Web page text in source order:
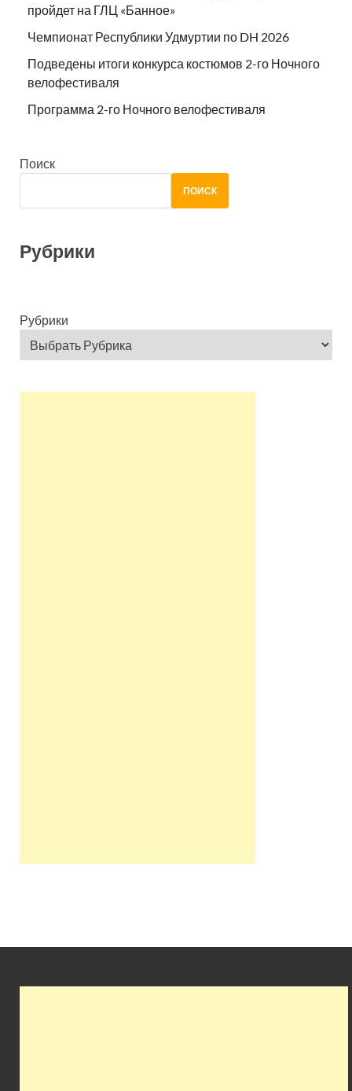
пройдет на ГЛЦ «Банное»
Чемпионат Республики Удмуртии по DH 2026
Подведены итоги конкурса костюмов 2-го Ночного
велофестиваля
Программа 2-го Ночного велофестиваля
Поиск
ПОИСК
Рубрики
Рубрики